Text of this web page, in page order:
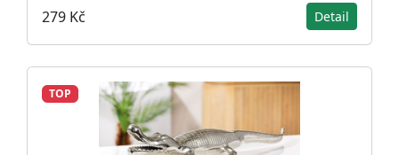
279 Kč Detail
TOP